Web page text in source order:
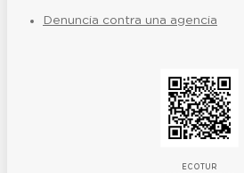
Denuncia contra una agencia
ECOTUR